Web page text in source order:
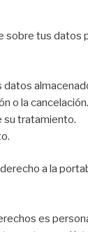
sobre tus datos
datos
o la cancelación.
su tratamiento.
a la
es